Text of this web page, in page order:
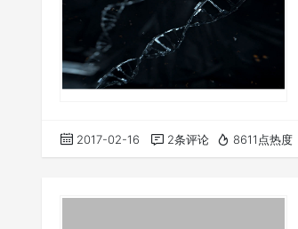
2017-02-16 2条评论 8611点热度